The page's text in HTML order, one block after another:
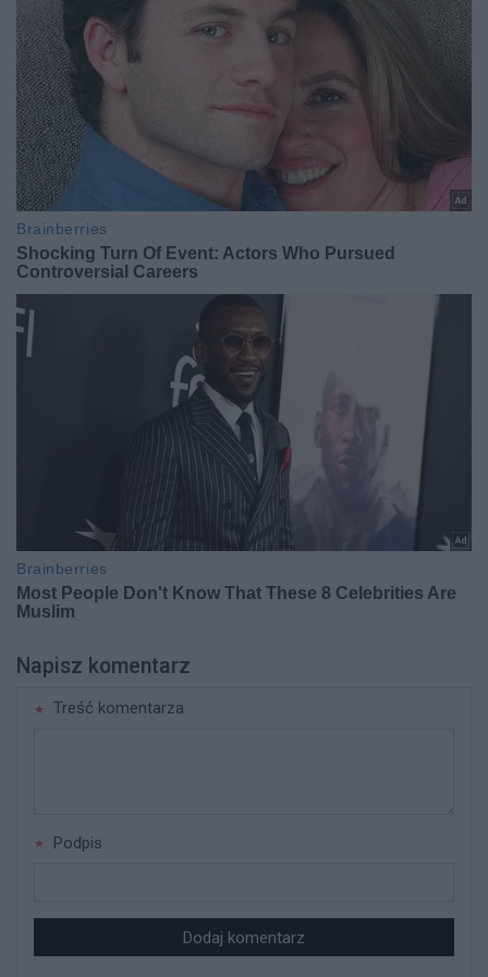
Napisz komentarz
Treść komentarza
Podpis
Dodaj komentarz